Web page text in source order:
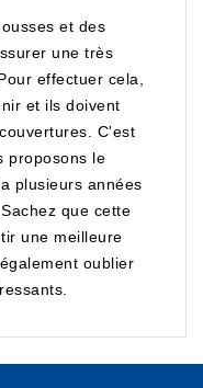
et des
une très
effectuer cela,
et ils doivent
C'est
proposons le
plusieurs années
que cette
une meilleure
oublier